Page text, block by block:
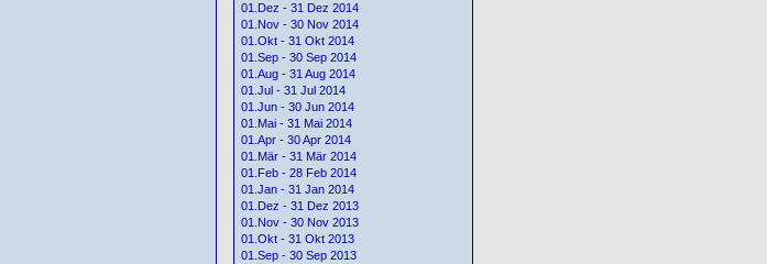
01.Dez - 31 Dez 2014
01.Nov - 30 Nov 2014
01.Okt - 31 Okt 2014
01.Sep - 30 Sep 2014
01.Aug - 31 Aug 2014
01.Jul - 31 Jul 2014
01.Jun - 30 Jun 2014
01.Mai - 31 Mai 2014
01.Apr - 30 Apr 2014
01.Mär - 31 Mär 2014
01.Feb - 28 Feb 2014
01.Jan - 31 Jan 2014
01.Dez - 31 Dez 2013
01.Nov - 30 Nov 2013
01.Okt - 31 Okt 2013
01.Sep - 30 Sep 2013